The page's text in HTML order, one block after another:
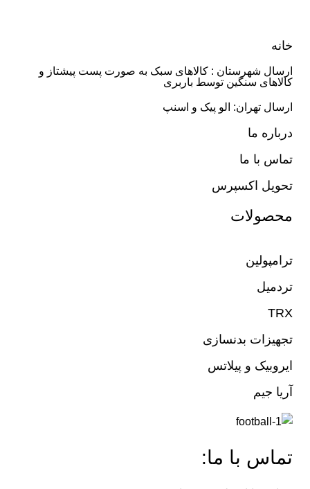
خانه
ارسال شهرستان : کالاهای سبک به صورت پست پیشتاز و
کالاهای سنگین توسط باربری
ارسال تهران: الو پیک و اسنپ
درباره ما
تماس با ما
تحویل اکسپرس
محصولات
ترامپولین
تردمیل
TRX
تجهیزات بدنسازی
ایروبیک و پیلاتس
آریا جیم
تماس با ما: